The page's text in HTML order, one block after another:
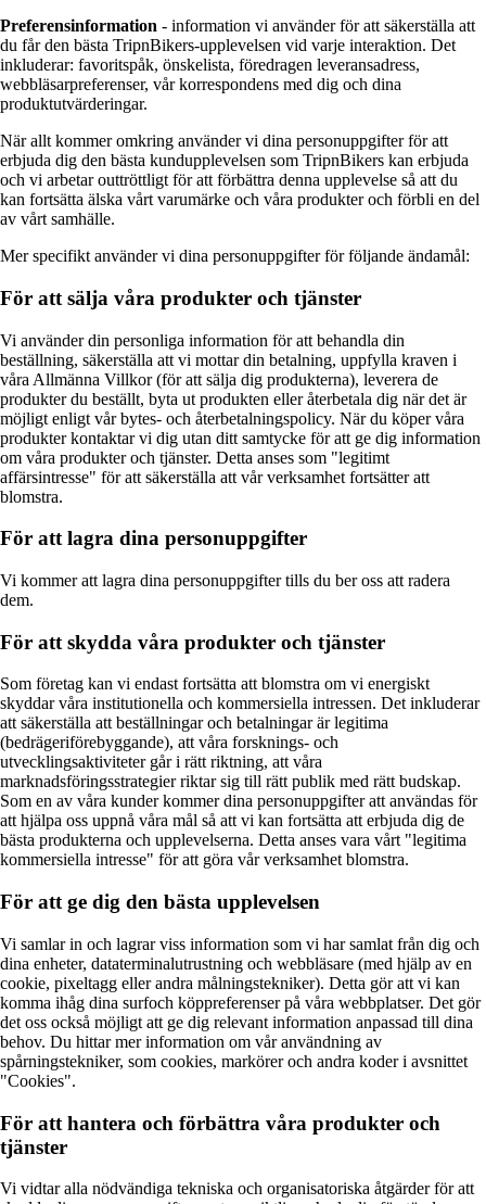
Preferensinformation - information vi använder för att säkerställa att
du får den bästa TripnBikers-upplevelsen vid varje interaktion. Det
inkluderar: favoritspåk, önskelista, föredragen leveransadress,
webbläsarpreferenser, vår korrespondens med dig och dina
produktutvärderingar.
När allt kommer omkring använder vi dina personuppgifter för att
erbjuda dig den bästa kundupplevelsen som TripnBikers kan erbjuda
och vi arbetar outtröttligt för att förbättra denna upplevelse så att du
kan fortsätta älska vårt varumärke och våra produkter och förbli en del
av vårt samhälle.
Mer specifikt använder vi dina personuppgifter för följande ändamål:
För att sälja våra produkter och tjänster
Vi använder din personliga information för att behandla din
beställning, säkerställa att vi mottar din betalning, uppfylla kraven i
våra Allmänna Villkor (för att sälja dig produkterna), leverera de
produkter du beställt, byta ut produkten eller återbetala dig när det är
möjligt enligt vår bytes- och återbetalningspolicy. När du köper våra
produkter kontaktar vi dig utan ditt samtycke för att ge dig information
om våra produkter och tjänster. Detta anses som "legitimt
affärsintresse" för att säkerställa att vår verksamhet fortsätter att
blomstra.
För att lagra dina personuppgifter
Vi kommer att lagra dina personuppgifter tills du ber oss att radera
dem.
För att skydda våra produkter och tjänster
Som företag kan vi endast fortsätta att blomstra om vi energiskt
skyddar våra institutionella och kommersiella intressen. Det inkluderar
att säkerställa att beställningar och betalningar är legitima
(bedrägeriförebyggande), att våra forsknings- och
utvecklingsaktiviteter går i rätt riktning, att våra
marknadsföringsstrategier riktar sig till rätt publik med rätt budskap.
Som en av våra kunder kommer dina personuppgifter att användas för
att hjälpa oss uppnå våra mål så att vi kan fortsätta att erbjuda dig de
bästa produkterna och upplevelserna. Detta anses vara vårt "legitima
kommersiella intresse" för att göra vår verksamhet blomstra.
För att ge dig den bästa upplevelsen
Vi samlar in och lagrar viss information som vi har samlat från dig och
dina enheter, dataterminalutrustning och webbläsare (med hjälp av en
cookie, pixeltagg eller andra målningstekniker). Detta gör att vi kan
komma ihåg dina surfoch köppreferenser på våra webbplatser. Det gör
det oss också möjligt att ge dig relevant information anpassad till dina
behov. Du hittar mer information om vår användning av
spårningstekniker, som cookies, markörer och andra koder i avsnittet
"Cookies".
För att hantera och förbättra våra produkter och
tjänster
Vi vidtar alla nödvändiga tekniska och organisatoriska åtgärder för att